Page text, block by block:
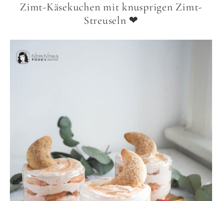
Zimt-Käsekuchen mit knusprigen Zimt-
Streuseln ❤